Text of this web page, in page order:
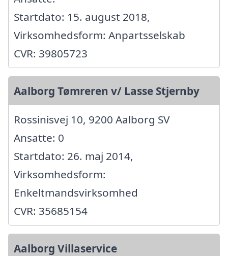
Startdato: 15. august 2018,
Virksomhedsform: Anpartsselskab
CVR: 39805723
Aalborg Tømreren v/ Lasse Stjernby
Rossinisvej 10, 9200 Aalborg SV
Ansatte: 0
Startdato: 26. maj 2014,
Virksomhedsform:
Enkeltmandsvirksomhed
CVR: 35685154
Aalborg Villaservice